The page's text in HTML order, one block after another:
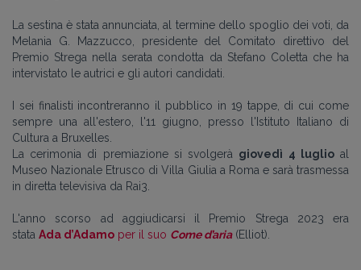
La sestina è stata annunciata, al termine dello spoglio dei voti, da
Melania G. Mazzucco, presidente del Comitato direttivo del
Premio Strega nella serata condotta da Stefano Coletta che ha
intervistato le autrici e gli autori candidati.
I sei finalisti incontreranno il pubblico in 19 tappe, di cui come
sempre una all'estero, l'11 giugno, presso l'Istituto Italiano di
Cultura a Bruxelles.
La cerimonia di premiazione si svolgerà giovedì 4 luglioal
Museo Nazionale Etrusco di Villa Giulia a Roma e sarà trasmessa
in diretta televisiva da Rai3.
L'anno scorso ad aggiudicarsi il Premio Strega 2023 era
stata Ada d’Adamo per il suo Come d’aria (Elliot).